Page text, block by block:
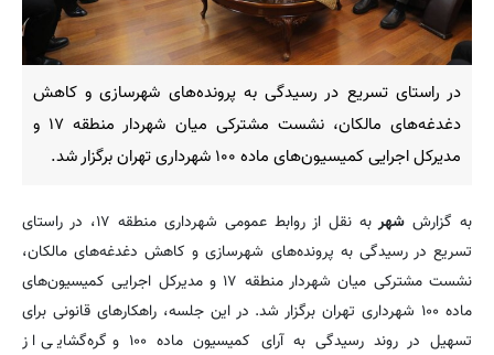
در راستای تسریع در رسیدگی به پرونده‌های شهرسازی و کاهش
دغدغه‌های مالکان، نشست مشترکی میان شهردار منطقه ۱۷ و
مدیرکل اجرایی کمیسیون‌های ماده ۱۰۰ شهرداری تهران برگزار شد.
به گزارش شهر
به نقل از روابط عمومی شهرداری منطقه ۱۷، در راستای
تسریع در رسیدگی به پرونده‌های شهرسازی و کاهش دغدغه‌های مالکان،
نشست مشترکی میان شهردار منطقه ۱۷ و مدیرکل اجرایی کمیسیون‌های
ماده ۱۰۰ شهرداری تهران برگزار شد. در این جلسه، راهکارهای قانونی برای
تسهیل در روند رسیدگی به آرای کمیسیون ماده ۱۰۰ و گره‌گشایی از